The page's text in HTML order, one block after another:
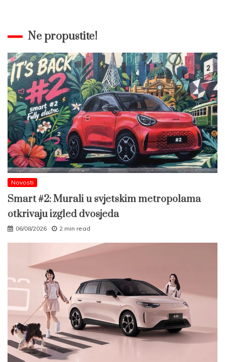
Ne propustite!
Novosti
Smart #2: Murali u svjetskim metropolama
otkrivaju izgled dvosjeda
06/08/2026 2 min read